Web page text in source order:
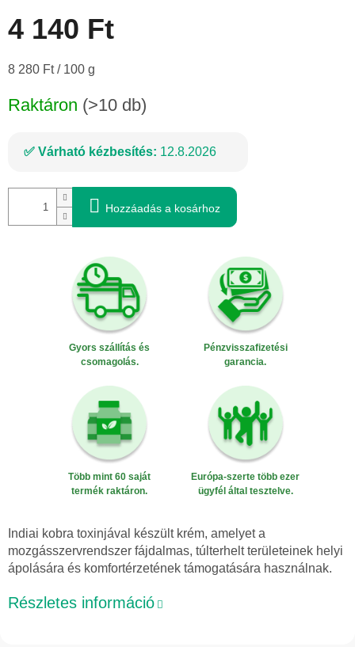
4 140 Ft
Egységár:
8 280 Ft / 100 g
Raktáron (>10 db)
Várható kézbesítés: 12.8.2026
Hozzáadás a kosárhoz
Gyors szállítás és
csomagolás.
Pénzvisszafizetési
garancia.
Több mint 60 saját
termék raktáron.
Európa-szerte több ezer
ügyfél által tesztelve.
Indiai kobra toxinjával készült krém, amelyet a
mozgásszervrendszer fájdalmas, túlterhelt területeinek helyi
ápolására és komfortérzetének támogatására használnak.
Részletes információ